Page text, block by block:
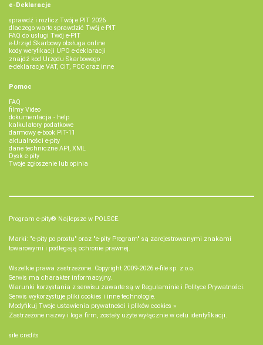
e-Deklaracje
sprawdź i rozlicz Twój e PIT 2026
dlaczego warto sprawdzić Twój e-PIT
FAQ do usługi Twój e-PIT
e-Urząd Skarbowy obsługa online
kody weryfikacji UPO e-deklaracji
znajdź kod Urzędu Skarbowego
e-deklaracje VAT, CIT, PCC oraz inne
Pomoc
FAQ
filmy Video
dokumentacja - help
kalkulatory podatkowe
darmowy e-book PIT-11
aktualności e-pity
dane techniczne API, XML
Dysk e-pity
Twoje zgłoszenie lub opinia
Program e-pity® Najlepsze w POLSCE.
Marki: "e-pity po prostu" oraz "e-pity Program" są zarejestrowanymi znakami
towarowymi i podlegają ochronie prawnej.
Wszelkie prawa zastrzeżone. Copyright 2009-2026 e-file sp. z o.o.
Serwis ma charakter informacyjny.
Warunki korzystania z serwisu zawarte są w Regulaminie i Polityce Prywatności.
Serwis wykorzystuje pliki cookies i inne technologie.
Modyfikuj Twoje ustawienia prywatności i plików cookies »
Zastrzeżone nazwy i loga firm, zostały użyte wyłącznie w celu identyfikacji.
site credits